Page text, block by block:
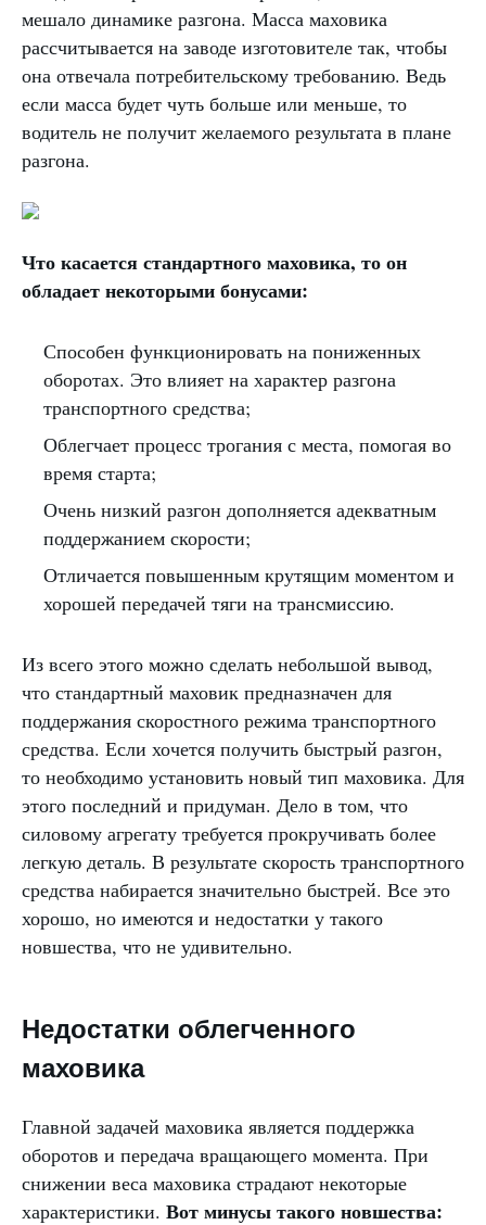
мешало динамике разгона. Масса маховика
рассчитывается на заводе изготовителе так, чтобы
она отвечала потребительскому требованию. Ведь
если масса будет чуть больше или меньше, то
водитель не получит желаемого результата в плане
разгона.
Что касается стандартного маховика, то он
обладает некоторыми бонусами:
Способен функционировать на пониженных
оборотах. Это влияет на характер разгона
транспортного средства;
Облегчает процесс трогания с места, помогая во
время старта;
Очень низкий разгон дополняется адекватным
поддержанием скорости;
Отличается повышенным крутящим моментом и
хорошей передачей тяги на трансмиссию.
Из всего этого можно сделать небольшой вывод,
что стандартный маховик предназначен для
поддержания скоростного режима транспортного
средства. Если хочется получить быстрый разгон,
то необходимо установить новый тип маховика. Для
этого последний и придуман. Дело в том, что
силовому агрегату требуется прокручивать более
легкую деталь. В результате скорость транспортного
средства набирается значительно быстрей. Все это
хорошо, но имеются и недостатки у такого
новшества, что не удивительно.
Недостатки облегченного
маховика
Главной задачей маховика является поддержка
оборотов и передача вращающего момента. При
снижении веса маховика страдают некоторые
характеристики. Вот минусы такого новшества: